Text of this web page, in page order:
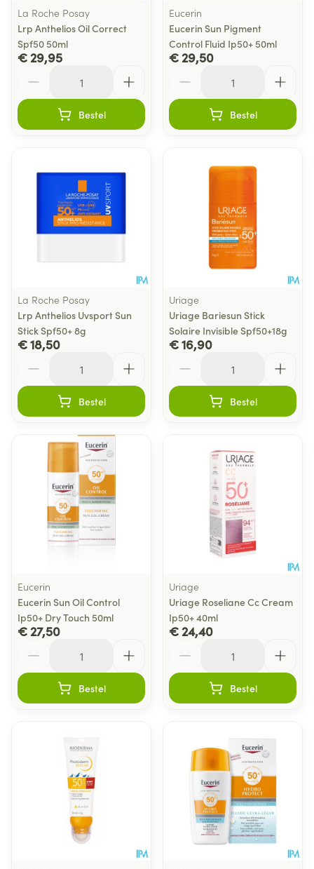
La Roche Posay
Lrp Anthelios Oil Correct
Spf50 50ml
€ 29,95
Bestel
Eucerin
Eucerin Sun Pigment
Control Fluid Ip50+ 50ml
€ 29,50
Bestel
La Roche Posay
Lrp Anthelios Uvsport Sun
Stick Spf50+ 8g
€ 18,50
Bestel
Uriage
Uriage Bariesun Stick
Solaire Invisible Spf50+18g
€ 16,90
Bestel
Eucerin
Eucerin Sun Oil Control
Ip50+ Dry Touch 50ml
€ 27,50
Bestel
Uriage
Uriage Roseliane Cc Cream
Ip50+ 40ml
€ 24,40
Bestel